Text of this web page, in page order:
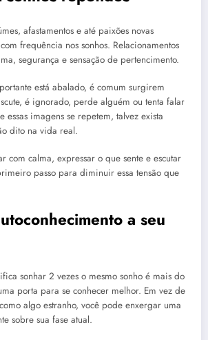
afastamentos e até paixões novas
frequência nos sonhos. Relacionamentos
segurança e sensação de pertencimento.
está abalado, é comum surgirem
é ignorado, perde alguém ou tenta falar
essas imagens se repetem, talvez exista
dito na vida real.
com calma, expressar o que sente e escutar
passo para diminuir essa tensão que
a seu
sonhar 2 vezes o mesmo sonho é mais do
porta para se conhecer melhor. Em vez de
algo estranho, você pode enxergar uma
sobre sua fase atual.